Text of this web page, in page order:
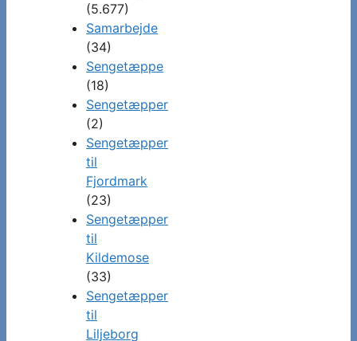
(5.677)
Samarbejde
(34)
Sengetæppe
(18)
Sengetæpper
(2)
Sengetæpper
til
Fjordmark
(23)
Sengetæpper
til
Kildemose
(33)
Sengetæpper
til
Liljeborg